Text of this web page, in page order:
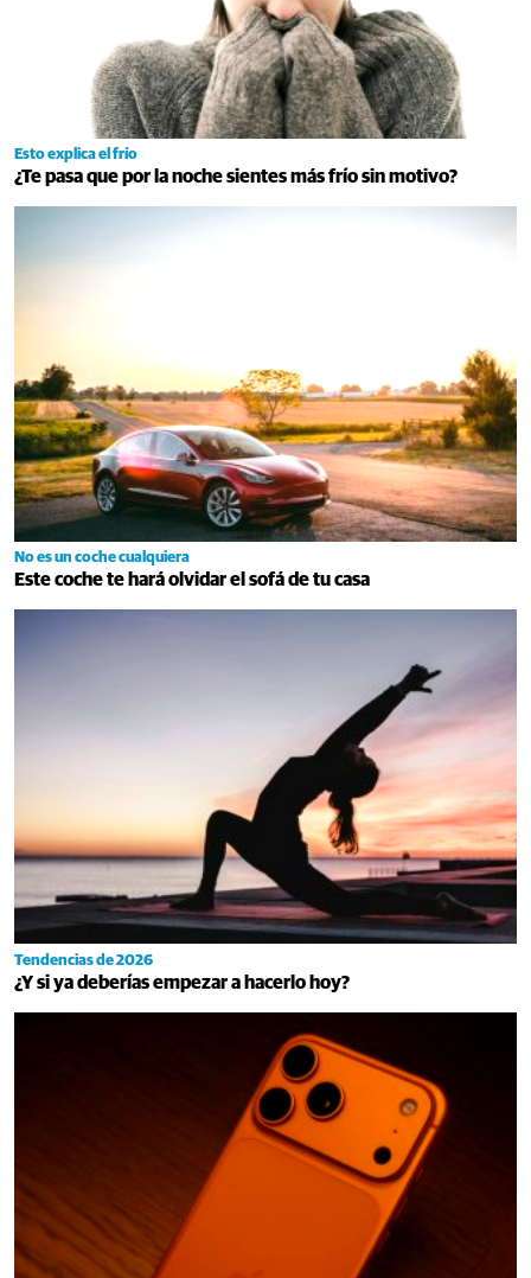
Esto explica el frío
¿Te pasa que por la noche sientes más frío sin motivo?
No es un coche cualquiera
Este coche te hará olvidar el sofá de tu casa
Tendencias de 2026
¿Y si ya deberías empezar a hacerlo hoy?